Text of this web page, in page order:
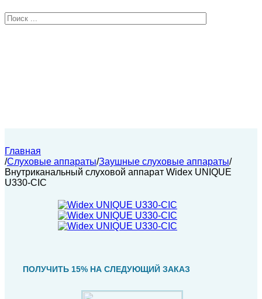
Главная
/Слуховые аппараты/Заушные слуховые аппараты/
Внутриканальный слуховой аппарат Widex UNIQUE
U330-CIC
ПОЛУЧИТЬ 15% НА СЛЕДУЮЩИЙ ЗАКАЗ